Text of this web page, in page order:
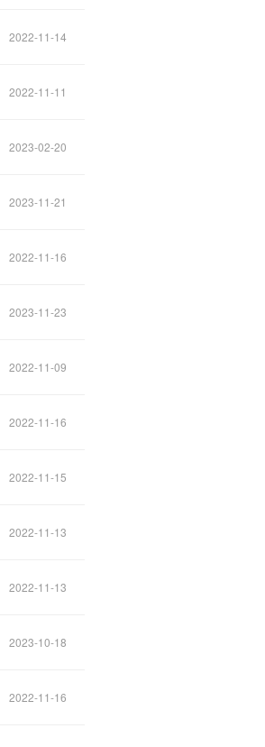
2022-11-14
2022-11-11
2023-02-20
2023-11-21
2022-11-16
2023-11-23
2022-11-09
2022-11-16
2022-11-15
2022-11-13
2022-11-13
2023-10-18
2022-11-16